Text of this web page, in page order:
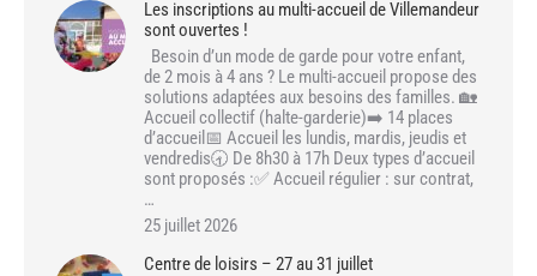
Les inscriptions au multi-accueil de Villemandeur
sont ouvertes !
Besoin d’un mode de garde pour votre enfant,
de 2 mois à 4 ans ? Le multi-accueil propose des
solutions adaptées aux besoins des familles. 🏡
Accueil collectif (halte-garderie)➡️ 14 places
d’accueil📅 Accueil les lundis, mardis, jeudis et
vendredis🕣 De 8h30 à 17h Deux types d’accueil
sont proposés :✅ Accueil régulier : sur contrat,
…
25 juillet 2026
Centre de loisirs – 27 au 31 juillet